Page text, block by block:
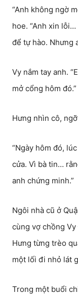
“Anh không ngờ
hoe. “Anh xin
để tự hào. Nhưng
Vy nắm tay anh.
mở cổng hôm đó.”
Hưng nhìn cô,
“Ngày hôm đó,
cửa. Vì bà tin…
anh chứng minh.”
Ngôi nhà cũ ở
cùng vợ chồng
Hưng từng trèo
một lối đi nhỏ lát
Trong một buổi